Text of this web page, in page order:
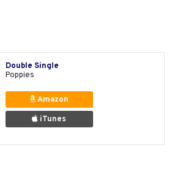
Double Single
Poppies
Amazon
iTunes